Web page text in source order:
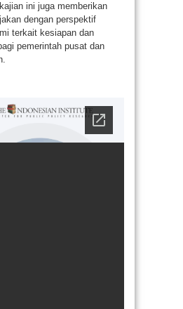
ini juga memberikan
dengan perspektif
terkait kesiapan dan
pemerintah pusat dan